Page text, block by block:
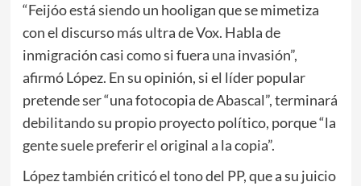
“Feijóo está siendo un hooligan que se mimetiza
con el discurso más ultra de Vox. Habla de
inmigración casi como si fuera una invasión”,
afirmó López. En su opinión, si el líder popular
pretende ser “una fotocopia de Abascal”, terminará
debilitando su propio proyecto político, porque “la
gente suele preferir el original a la copia”.
López también criticó el tono del PP, que a su juicio